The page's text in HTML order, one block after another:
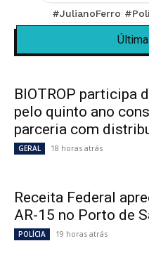
#JulianoFerro
BIOTROP participa
pelo quinto ano
parceria com
GERAL 18 horas atrás
Receita Federal
AR-15 no Porto de
POLÍCIA 19 horas atrás